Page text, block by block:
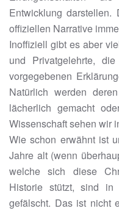
Entwicklung
offiziellen Narrative
Inoffiziell gibt es aber
und Privatgelehrte,
vorgegebenen
Natürlich werden
lächerlich gemacht
Wissenschaft sehen wir
Wie schon erwähnt ist
Jahre alt (wenn
welche sich diese
Historie stützt, sind in
gefälscht. Das ist nicht